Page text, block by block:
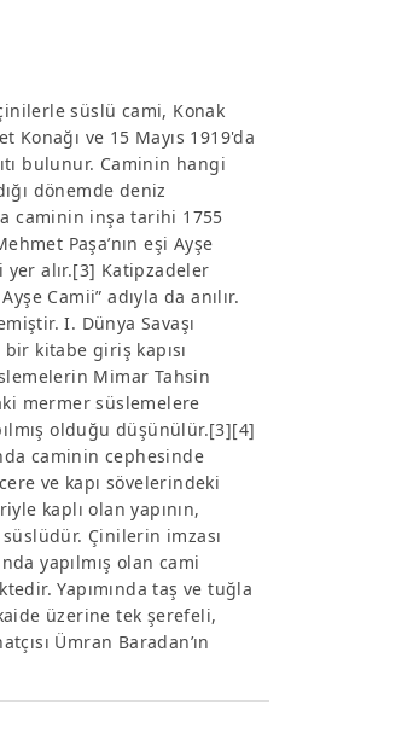
süslü cami, Konak
Konağı ve 15 Mayıs 1919'da
bulunur. Caminin hangi
dönemde deniz
caminin inşa tarihi 1755
Paşa’nın eşi Ayşe
yer alır.[3] Katipzadeler
Camii” adıyla da anılır.
I. Dünya Savaşı
kitabe giriş kapısı
Mimar Tahsin
mermer süslemelere
olduğu düşünülür.[3][4]
caminin cephesinde
ve kapı sövelerindeki
kaplı olan yapının,
Çinilerin imzası
yapılmış olan cami
Yapımında taş ve tuğla
üzerine tek şerefeli,
Ümran Baradan’ın